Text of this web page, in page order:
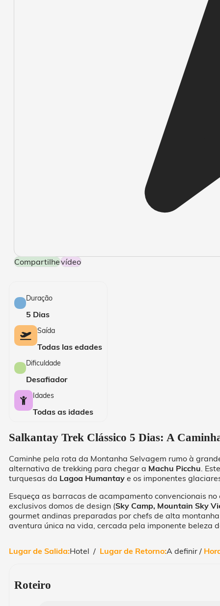
CompartilheVídeo
Duração
5 Dias
Saída
Todas las edades
Dificuldade
Desafiador
Idades
Todas as idades
Salkantay Trek Clássico 5 Dias: A
Caminhe pela rota da Montanha Selvagem rumo à
alternativa de trekking para chegar a Machu Picchu.
turquesas da Lagoa Humantay e os imponentes
Esqueça as barracas de acampamento convencionais
exclusivos domos de design (Sky Camp, Mountain Sky
gourmet andinas preparadas por chefs de alta
aventura única na vida, cercada pela imponente beleza
Lugar de Salida:Hotel / Lugar de Retorno:A definir /
Roteiro